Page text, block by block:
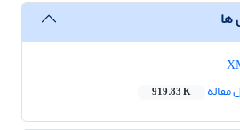
ها
مقاله
919.83 K